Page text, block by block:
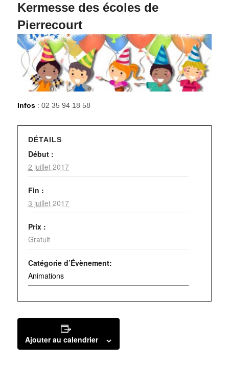
Kermesse des écoles de
Pierrecourt
Infos: 02 35 94 18 58
DÉTAILS
Début :
2 juillet 2017
Fin :
3 juillet 2017
Prix :
Gratuit
Catégorie d’Évènement:
Animations
Ajouter au calendrier